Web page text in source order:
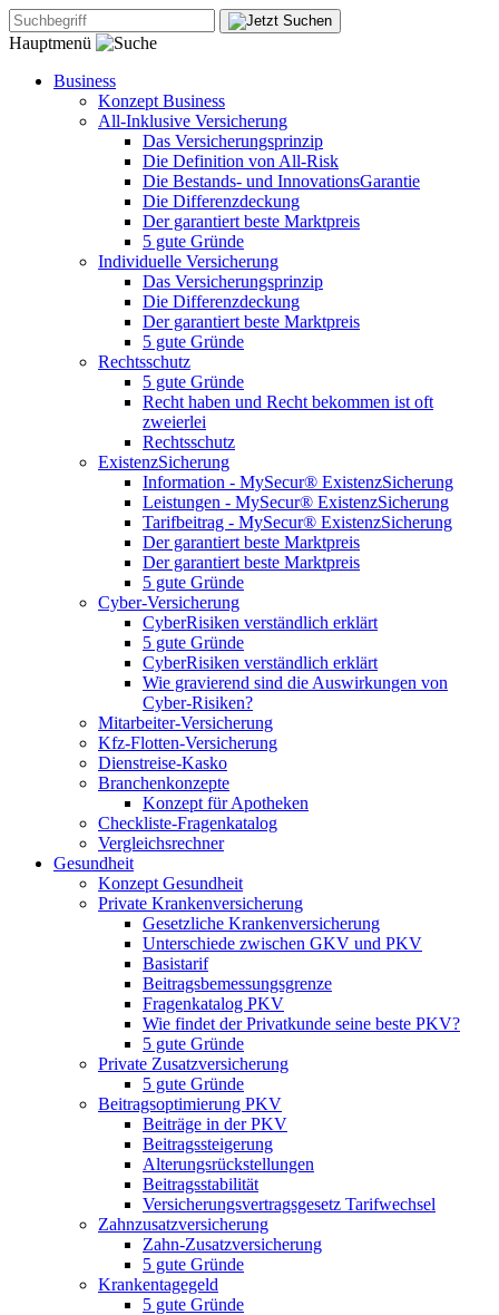
Hauptmenü
Business
Konzept Business
All-Inklusive Versicherung
Das Versicherungsprinzip
Die Definition von All-Risk
Die Bestands- und InnovationsGarantie
Die Differenzdeckung
Der garantiert beste Marktpreis
5 gute Gründe
Individuelle Versicherung
Das Versicherungsprinzip
Die Differenzdeckung
Der garantiert beste Marktpreis
5 gute Gründe
Rechtsschutz
5 gute Gründe
Recht haben und Recht bekommen ist oft
zweierlei
Rechtsschutz
ExistenzSicherung
Information - MySecur® ExistenzSicherung
Leistungen - MySecur® ExistenzSicherung
Tarifbeitrag - MySecur® ExistenzSicherung
Der garantiert beste Marktpreis
Der garantiert beste Marktpreis
5 gute Gründe
Cyber-Versicherung
CyberRisiken verständlich erklärt
5 gute Gründe
CyberRisiken verständlich erklärt
Wie gravierend sind die Auswirkungen von
Cyber-Risiken?
Mitarbeiter-Versicherung
Kfz-Flotten-Versicherung
Dienstreise-Kasko
Branchenkonzepte
Konzept für Apotheken
Checkliste-Fragenkatalog
Vergleichsrechner
Gesundheit
Konzept Gesundheit
Private Krankenversicherung
Gesetzliche Krankenversicherung
Unterschiede zwischen GKV und PKV
Basistarif
Beitragsbemessungsgrenze
Fragenkatalog PKV
Wie findet der Privatkunde seine beste PKV?
5 gute Gründe
Private Zusatzversicherung
5 gute Gründe
Beitragsoptimierung PKV
Beiträge in der PKV
Beitragssteigerung
Alterungsrückstellungen
Beitragsstabilität
Versicherungsvertragsgesetz Tarifwechsel
Zahnzusatzversicherung
Zahn-Zusatzversicherung
5 gute Gründe
Krankentagegeld
5 gute Gründe